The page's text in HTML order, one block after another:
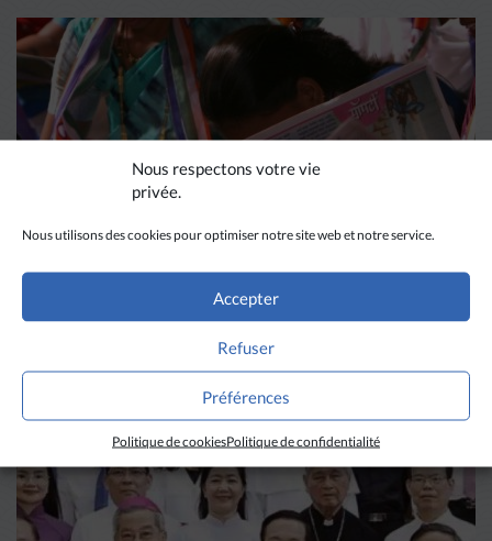
Nous respectons votre vie
privée.
Nous utilisons des cookies pour optimiser notre site web et notre service.
Accepter
Refuser
Préférences
Politique de cookiesPolitique de confidentialité
La revue de presse de la
semaine du 18 mars
LIRE PLUS